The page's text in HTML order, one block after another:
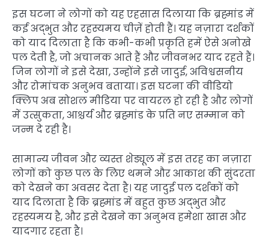
इस घटना ने लोगों को यह एहसास दिलाया कि ब्रह्मांड में
कई अद्भुत और रहस्यमय चीज़ें होती हैं। यह नज़ारा दर्शकों
को याद दिलाता है कि कभी-कभी प्रकृति हमें ऐसे अनोखे
पल देती है, जो अचानक आते हैं और जीवनभर याद रहते हैं।
जिन लोगों ने इसे देखा, उन्होंने इसे जादुई, अविश्वसनीय
और रोमांचक अनुभव बताया। इस घटना की वीडियो
क्लिप अब सोशल मीडिया पर वायरल हो रही है और लोगों
में उत्सुकता, आश्चर्य और ब्रह्मांड के प्रति नए सम्मान को
जन्म दे रही है।
सामान्य जीवन और व्यस्त शेड्यूल में इस तरह का नज़ारा
लोगों को कुछ पल के लिए थमने और आकाश की सुंदरता
को देखने का अवसर देता है। यह जादुई पल दर्शकों को
याद दिलाता है कि ब्रह्मांड में बहुत कुछ अद्भुत और
रहस्यमय है, और इसे देखने का अनुभव हमेशा खास और
यादगार रहता है।